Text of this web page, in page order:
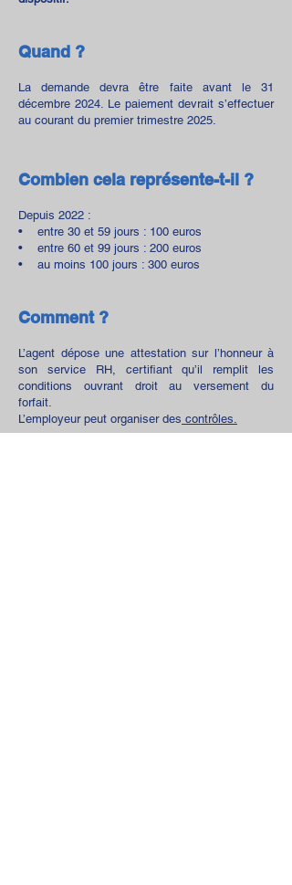
Quand ?
La demande devra être faite avant le 31
décembre 2024. Le paiement devrait s’effectuer
au courant du premier trimestre 2025.
Combien cela représente-t-il ?
Depuis 2022 :
• entre 30 et 59 jours : 100 euros
• entre 60 et 99 jours : 200 euros
• au moins 100 jours : 300 euros
Comment ?
L’agent dépose une attestation sur l’honneur à
son service RH, certifiant qu’il remplit les
conditions ouvrant droit au versement du
forfait.
L’employeur peut organiser des contrôles.